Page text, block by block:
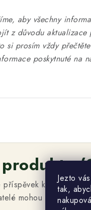
Jezto
tak,
aby všechny
z důvodu aktualizace
si prosím vždy
poskytnuté na
k této
mohou vkládat